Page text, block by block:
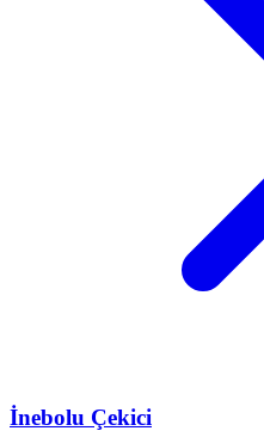
İnebolu Çekici